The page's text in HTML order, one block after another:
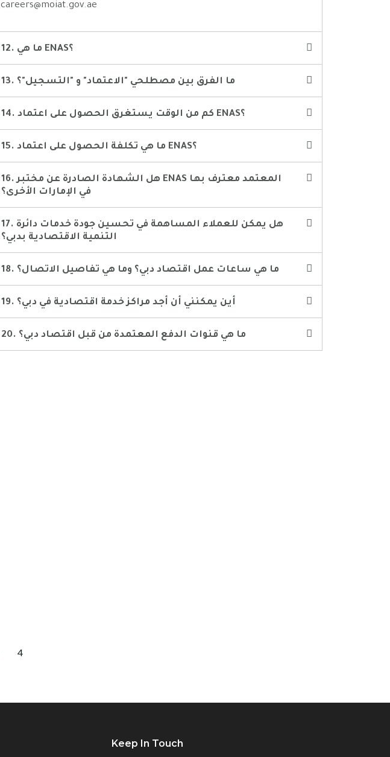
careers@moiat.gov.ae
12. ما هي ENAS؟
13. ما الفرق بين مصطلحي "الاعتماد" و "التسجيل"؟
14. كم من الوقت يستغرق الحصول على اعتماد ENAS؟
15. ما هي تكلفة الحصول على اعتماد ENAS؟
16. هل الشهادة الصادرة عن مختبر ENAS المعتمد معترف بها
في الإمارات الأخرى؟
17. هل يمكن للعملاء المساهمة في تحسين جودة خدمات دائرة
التنمية الاقتصادية بدبي؟
18. ما هي ساعات عمل اقتصاد دبي؟ وما هي تفاصيل الاتصال؟
19. أين يمكنني أن أجد مراكز خدمة اقتصادية في دبي؟
20. ما هي قنوات الدفع المعتمدة من قبل اقتصاد دبي؟
4
Keep In Touch